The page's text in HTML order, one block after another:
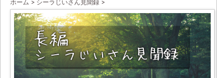
ホーム > シーラじいさん見聞録 >